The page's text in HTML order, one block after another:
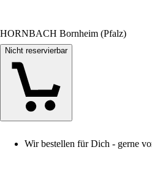
HORNBACH Bornheim (Pfalz)
Nicht reservierbar
Wir bestellen für Dich - gerne